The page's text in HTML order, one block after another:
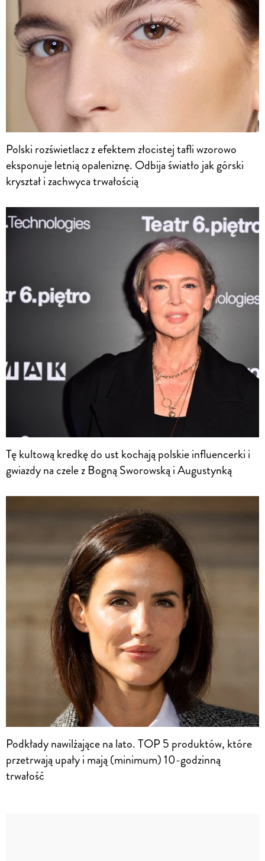
Polski rozświetlacz z efektem złocistej tafli wzorowo
eksponuje letnią opaleniznę. Odbija światło jak górski
kryształ i zachwyca trwałością
Tę kultową kredkę do ust kochają polskie influencerki i
gwiazdy na czele z Bogną Sworowską i Augustynką
Podkłady nawilżające na lato. TOP 5 produktów, które
przetrwają upały i mają (minimum) 10-godzinną
trwałość